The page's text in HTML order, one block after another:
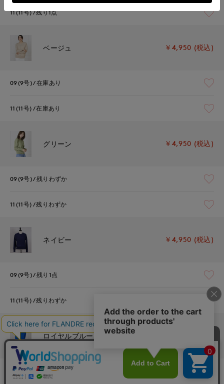
11(11号) 残り1点
ベージュ ￥4,950 (税込)
09(9号) 在庫あり
11(11号) 在庫あり
グリーン ￥4,950 (税込)
09(9号) 残りわずか
11(11号) 残りわずか
ネイビー ￥4,950 (税込)
09(9号) 残り1点
11(11号) 残りわずか
ロイヤルブルー
09(9号) 在庫あり